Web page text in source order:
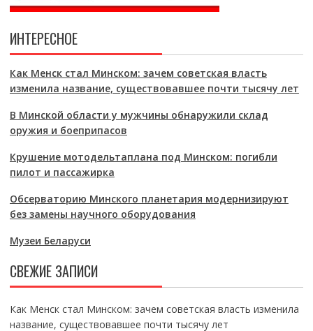
ИНТЕРЕСНОЕ
Как Менск стал Минском: зачем советская власть
изменила название, существовавшее почти тысячу лет
В Минской области у мужчины обнаружили склад
оружия и боеприпасов
Крушение мотодельтаплана под Минском: погибли
пилот и пассажирка
Обсерваторию Минского планетария модернизируют
без замены научного оборудования
Музеи Беларуси
СВЕЖИЕ ЗАПИСИ
Как Менск стал Минском: зачем советская власть изменила
название, существовавшее почти тысячу лет